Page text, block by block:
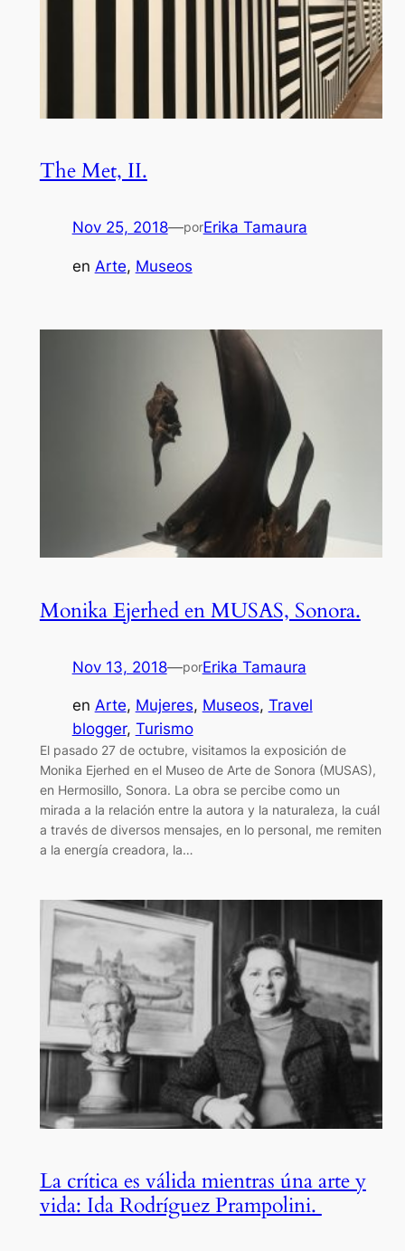
The Met, II.
Nov 25, 2018—porErika Tamaura
en Arte, Museos
Monika Ejerhed en MUSAS, Sonora.
Nov 13, 2018—porErika Tamaura
en Arte, Mujeres, Museos, Travel
blogger, Turismo
El pasado 27 de octubre, visitamos la exposición de
Monika Ejerhed en el Museo de Arte de Sonora (MUSAS),
en Hermosillo, Sonora. La obra se percibe como un
mirada a la relación entre la autora y la naturaleza, la cuál
a través de diversos mensajes, en lo personal, me remiten
a la energía creadora, la…
La crítica es válida mientras úna arte y
vida: Ida Rodríguez Prampolini.